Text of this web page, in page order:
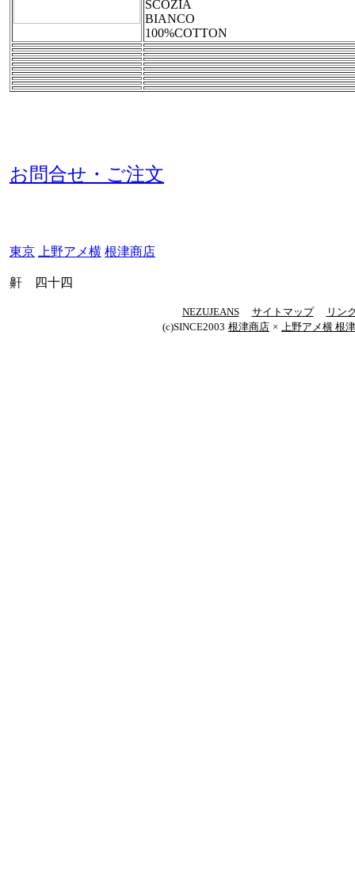
SCOZIA
BIANCO
100%COTTON
お問合せ・ご注文
東京 上野アメ横 根津商店
鼾 四十四
NEZUJEANS サイトマップ
リン
(c)SINCE2003 根津商店 × 上野アメ横 根